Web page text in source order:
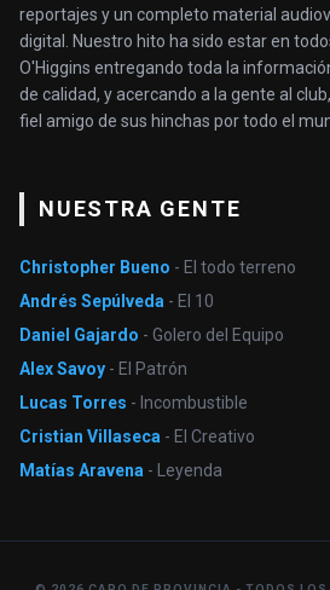
reportajes y un completo material
digital. Nuestro hito ha sido estar en
O'Higgins entregando toda la
de calidad, y acercando a la gente al
fiel amigo de sus hinchas por todo el
NUESTRA GENTE
Christopher Bueno - El todo terreno
Andrés Sepúlveda - El 10
Daniel Gajardo - Golero del Equipo
Alex Savoy - El Patrón
Lucas Torres - Incombustible
Cristian Villaseca - El Creativo
Matías Aravena - Leyenda